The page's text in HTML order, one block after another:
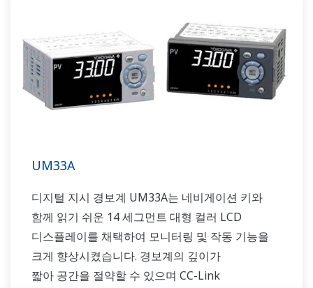
UM33A
디지털 지시 경보계 UM33A는 네비게이션 키와
함께 읽기 쉬운 14 세그먼트 대형 컬러 LCD
디스플레이를 채택하여 모니터링 및 작동 기능을
크게 향상시켰습니다. 경보계의 깊이가
짧아 공간을 절약할 수 있으며 CC-Link